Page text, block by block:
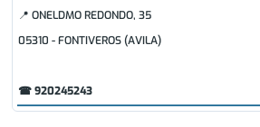
📍 ONELDMO REDONDO, 35
05310 - FONTIVEROS (AVILA)
☎ 920245243